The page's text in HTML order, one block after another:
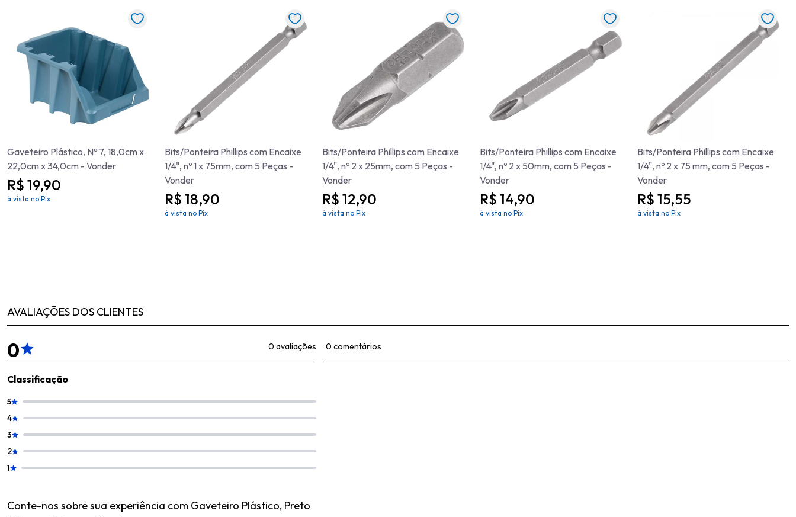
Gaveteiro Plástico, Nº 7, 18,0cm x
22,0cm x 34,0cm - Vonder
R$ 19,90
à vista no Pix
Bits/Ponteira Phillips com Encaixe
1/4", nº 1 x 75mm, com 5 Peças -
Vonder
R$ 18,90
à vista no Pix
Bits/Ponteira Phillips com Encaixe
1/4", nº 2 x 25mm, com 5 Peças -
Vonder
R$ 12,90
à vista no Pix
Bits/Ponteira Phillips com Encaixe
1/4", nº 2 x 50mm, com 5 Peças -
Vonder
R$ 14,90
à vista no Pix
Bits/Ponteira Phillips com Encaixe
1/4", nº 2 x 75 mm, com 5 Peças -
Vonder
R$ 15,55
à vista no Pix
AVALIAÇÕES DOS CLIENTES
0 0 avaliações
Classificação
5
4
3
2
1
Conte-nos sobre sua experiência com Gaveteiro Plástico, Preto
0 comentários